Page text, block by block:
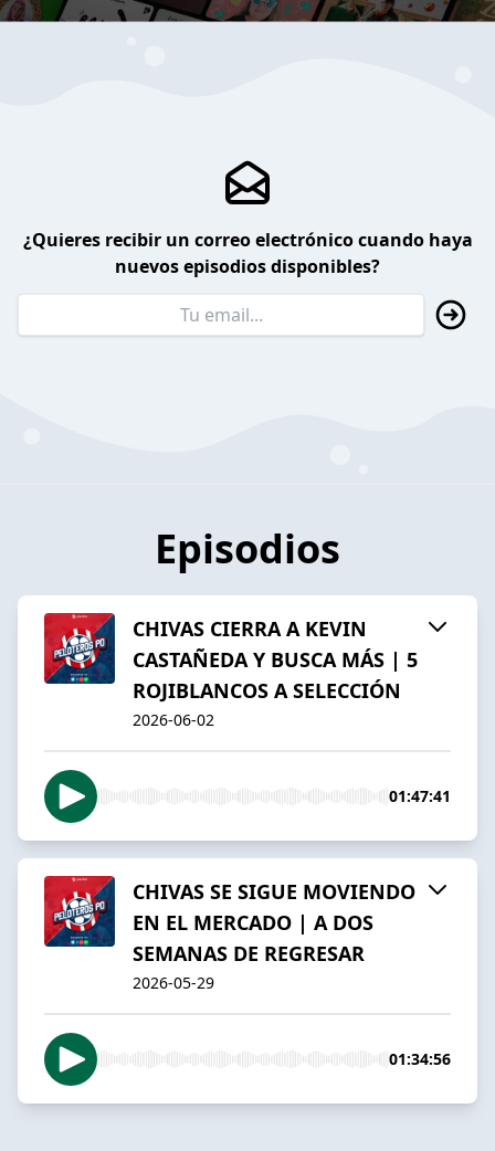
¿Quieres recibir un correo electrónico cuando haya
nuevos episodios disponibles?
Episodios
CHIVAS CIERRA A KEVIN
CASTAÑEDA Y BUSCA MÁS | 5
ROJIBLANCOS A SELECCIÓN
2026-06-02
01:47:41
CHIVAS SE SIGUE MOVIENDO
EN EL MERCADO | A DOS
SEMANAS DE REGRESAR
2026-05-29
01:34:56